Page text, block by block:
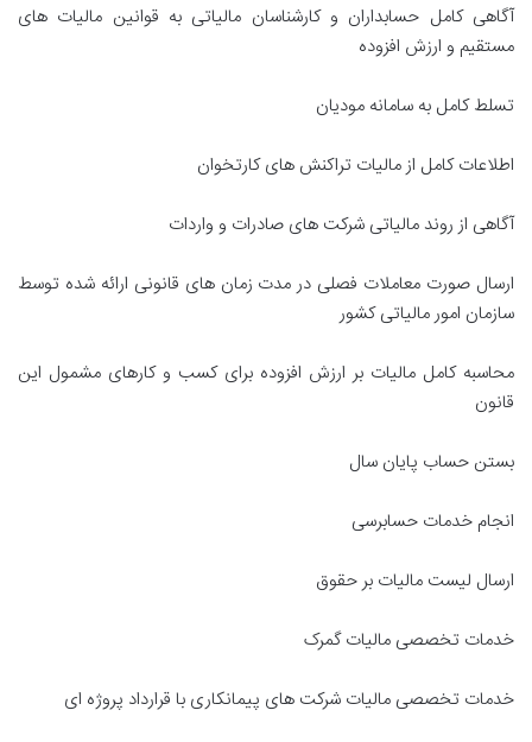
آگاهی کامل حسابداران و کارشناسان مالیاتی به قوانین مالیات های
مستقیم و ارزش افزوده
تسلط کامل به سامانه مودیان
اطلاعات کامل از مالیات تراکنش های کارتخوان
آگاهی از روند مالیاتی شرکت های صادرات و واردات
ارسال صورت معاملات فصلی در مدت زمان های قانونی ارائه شده توسط
سازمان امور مالیاتی کشور
محاسبه کامل مالیات بر ارزش افزوده برای کسب و کارهای مشمول این
قانون
بستن حساب پایان سال
انجام خدمات حسابرسی
ارسال لیست مالیات بر حقوق
خدمات تخصصی مالیات گمرک
خدمات تخصصی مالیات شرکت های پیمانکاری با قرارداد پروژه ای